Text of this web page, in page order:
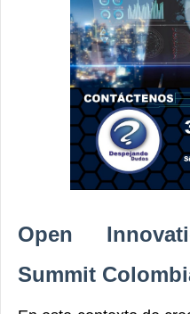
Open
Summit